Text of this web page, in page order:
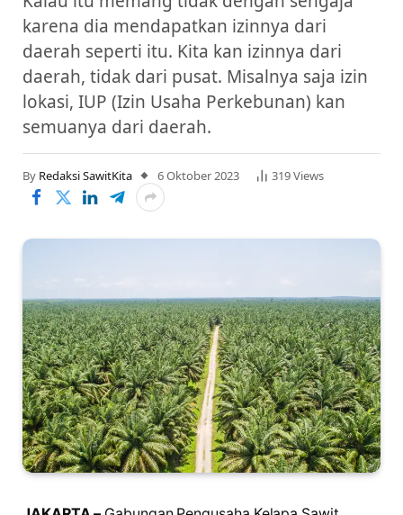
karena dia mendapatkan izinnya dari
daerah seperti itu. Kita kan izinnya dari
daerah, tidak dari pusat. Misalnya saja izin
lokasi, IUP (Izin Usaha Perkebunan) kan
semuanya dari daerah.
By Redaksi SawitKita 6 Oktober 2023 319Views